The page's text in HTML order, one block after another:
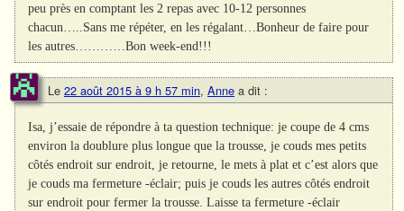
peu près en comptant les 2 repas avec 10-12 personnes
chacun…..Sans me répéter, en les régalant…Bonheur de faire pour
les autres…………Bon week-end!!!
Le 22 août 2015 à 9 h 57 min, Anne a dit :
Isa, j’essaie de répondre à ta question technique: je coupe de 4 cms
environ la doublure plus longue que la trousse, je couds mes petits
côtés endroit sur endroit, je retourne, le mets à plat et c’est alors que
je couds ma fermeture -éclair; puis je couds les autres côtés endroit
sur endroit pour fermer la trousse. Laisse ta fermeture -éclair